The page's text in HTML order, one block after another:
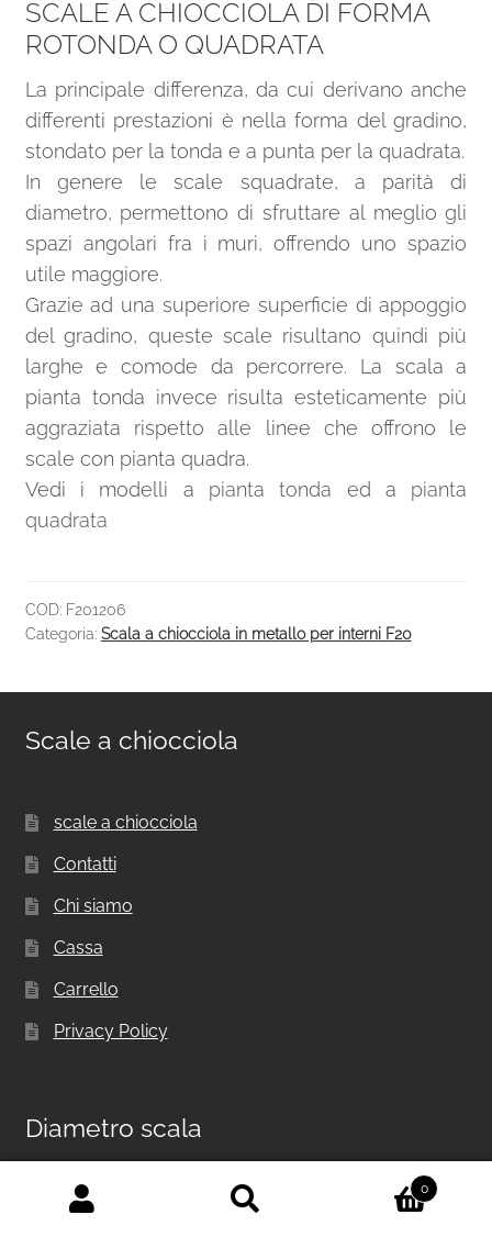
SCALE A CHIOCCIOLA DI FORMA
ROTONDA O QUADRATA
La principale differenza, da cui derivano anche
differenti prestazioni è nella forma del gradino,
stondato per la tonda e a punta per la quadrata.
In genere le scale squadrate, a parità di
diametro, permettono di sfruttare al meglio gli
spazi angolari fra i muri, offrendo uno spazio
utile maggiore.
Grazie ad una superiore superficie di appoggio
del gradino, queste scale risultano quindi più
larghe e comode da percorrere. La scala a
pianta tonda invece risulta esteticamente più
aggraziata rispetto alle linee che offrono le
scale con pianta quadra.
Vedi i modelli a pianta tonda ed a pianta
quadrata
COD: F201206
Categoria: Scala a chiocciola in metallo per interni F20
Scale a chiocciola
scale a chiocciola
Contatti
Chi siamo
Cassa
Carrello
Privacy Policy
Diametro scala
Diametro Scala a chiocciola 1000 mm
0